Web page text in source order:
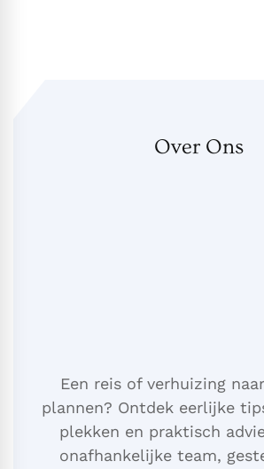
Over Ons
Een reis of verhuizing
plannen? Ontdek eerlijke
plekken en praktisch
onafhankelijke team,